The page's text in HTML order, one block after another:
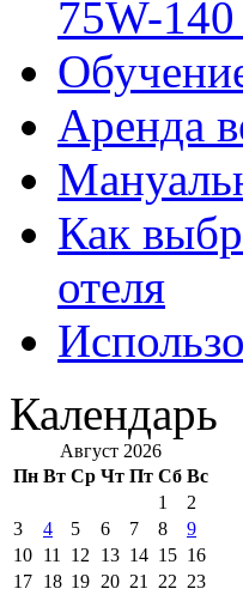
75W-
Аренда
Как
отеля
Календарь
Август 2026
Пн Вт Ср Чт Пт Сб Вс
1
2
3
4 5 6 7 8
9
10 11 12 13 14 15 16
17 18 19 20 21 22 23